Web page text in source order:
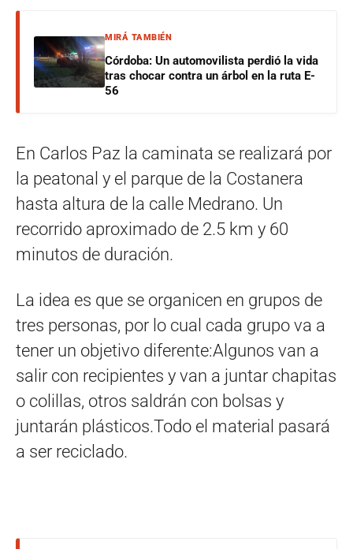
MIRÁ TAMBIÉN
Córdoba: Un automovilista perdió la vida
tras chocar contra un árbol en la ruta E-
56
En Carlos Paz la caminata se realizará por
la peatonal y el parque de la Costanera
hasta altura de la calle Medrano. Un
recorrido aproximado de 2.5 km y 60
minutos de duración.
La idea es que se organicen en grupos de
tres personas, por lo cual cada grupo va a
tener un objetivo diferente:Algunos van a
salir con recipientes y van a juntar chapitas
o colillas, otros saldrán con bolsas y
juntarán plásticos.Todo el material pasará
a ser reciclado.